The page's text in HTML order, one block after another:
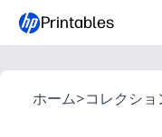
Printables
ホーム>コレクショ